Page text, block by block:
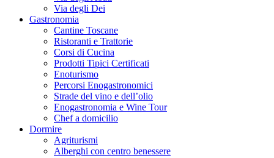
Via degli Dei
Gastronomia
Cantine Toscane
Ristoranti e Trattorie
Corsi di Cucina
Prodotti Tipici Certificati
Enoturismo
Percorsi Enogastronomici
Strade del vino e dell’olio
Enogastronomia e Wine Tour
Chef a domicilio
Dormire
Agriturismi
Alberghi con centro benessere